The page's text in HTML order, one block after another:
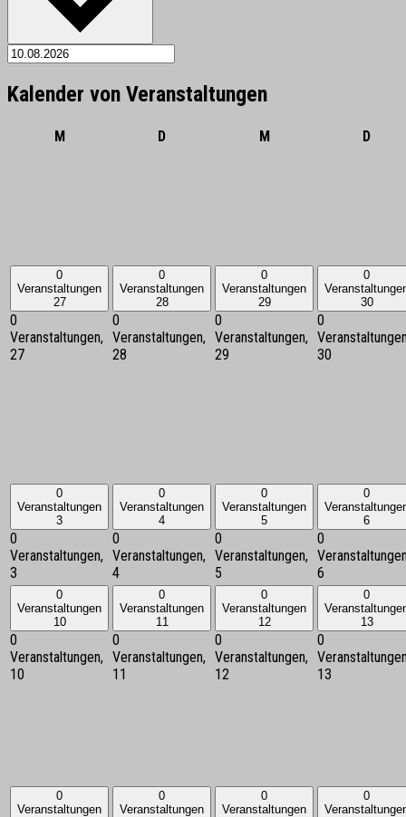
Kalender von Veranstaltungen
MMontag DDienstag MMittwoch D
0
Veranstaltungen
27
0
Veranstaltungen,
27
0
Veranstaltungen
28
0
Veranstaltungen,
28
0
Veranstaltungen
29
0
Veranstaltungen,
29
0
30
0
30
0
Veranstaltungen
3
0
Veranstaltungen,
3
0
Veranstaltungen
4
0
Veranstaltungen,
4
0
Veranstaltungen
5
0
Veranstaltungen,
5
0
6
0
6
0
Veranstaltungen
10
0
Veranstaltungen,
10
0
Veranstaltungen
11
0
Veranstaltungen,
11
0
Veranstaltungen
12
0
Veranstaltungen,
12
0
13
0
13
0
Veranstaltungen
0
Veranstaltungen
0
Veranstaltungen
0